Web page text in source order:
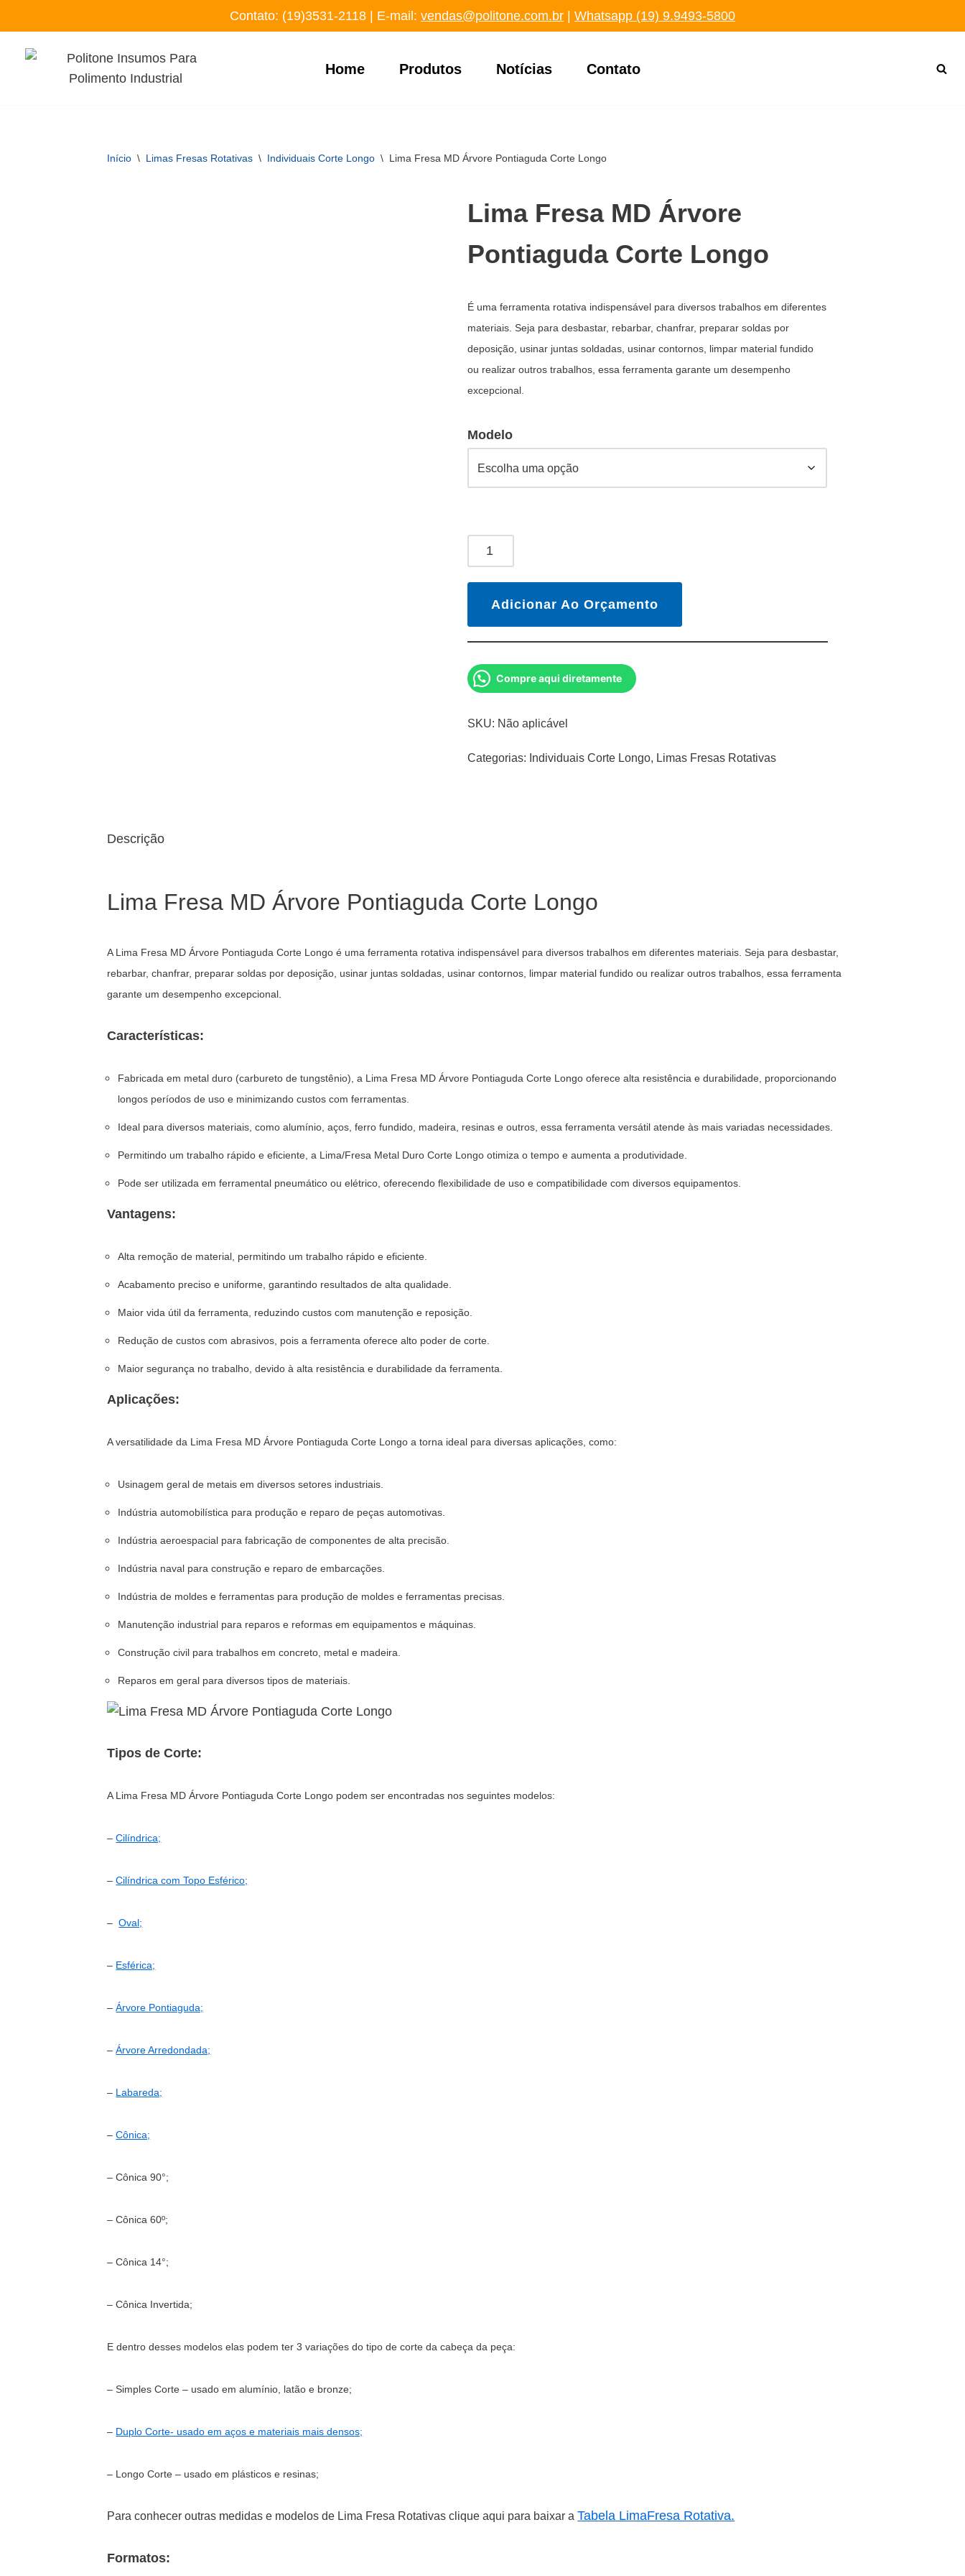
para
Contato: (19)3531-2118 ‬ | E-mail: vendas@politone.com.br Whatsapp (19) 9.9493-5800
Home Produtos Notícias Contato
Início \ Limas Fresas Rotativas \ Individuais Corte Longo \ Lima Fresa MD Árvore Pontiaguda Corte Longo
Lima Fresa MD Árvore
Pontiaguda Corte Longo
É uma ferramenta rotativa indispensável para diversos trabalhos em diferentes
materiais. Seja para desbastar, rebarbar, chanfrar, preparar soldas por
deposição, usinar juntas soldadas, usinar contornos, limpar material fundido
ou realizar outros trabalhos, essa ferramenta garante um desempenho
excepcional.
Modelo
Adicionar Ao Orçamento
Compre aqui diretamente
SKU: Não aplicável
Categorias: Individuais Corte Longo, Limas Fresas Rotativas
Descrição
Lima Fresa MD Árvore Pontiaguda Corte Longo
A Lima Fresa MD Árvore Pontiaguda Corte Longo é uma ferramenta rotativa indispensável para diversos trabalhos em diferentes materiais. Seja para desbastar,
rebarbar, chanfrar, preparar soldas por deposição, usinar juntas soldadas, usinar contornos, limpar material fundido ou realizar outros trabalhos, essa ferramenta
garante um desempenho excepcional.
Características:
Fabricada em metal duro (carbureto de tungstênio), a Lima Fresa MD Árvore Pontiaguda Corte Longo oferece alta resistência e durabilidade, proporcionando
longos períodos de uso e minimizando custos com ferramentas.
Ideal para diversos materiais, como alumínio, aços, ferro fundido, madeira, resinas e outros, essa ferramenta versátil atende às mais variadas necessidades.
Permitindo um trabalho rápido e eficiente, a Lima/Fresa Metal Duro Corte Longo otimiza o tempo e aumenta a produtividade.
Pode ser utilizada em ferramental pneumático ou elétrico, oferecendo flexibilidade de uso e compatibilidade com diversos equipamentos.
Vantagens:
Alta remoção de material, permitindo um trabalho rápido e eficiente.
Acabamento preciso e uniforme, garantindo resultados de alta qualidade.
Maior vida útil da ferramenta, reduzindo custos com manutenção e reposição.
Redução de custos com abrasivos, pois a ferramenta oferece alto poder de corte.
Maior segurança no trabalho, devido à alta resistência e durabilidade da ferramenta.
Aplicações:
A versatilidade da Lima Fresa MD Árvore Pontiaguda Corte Longo a torna ideal para diversas aplicações, como:
Usinagem geral de metais em diversos setores industriais.
Indústria automobilística para produção e reparo de peças automotivas.
Indústria aeroespacial para fabricação de componentes de alta precisão.
Indústria naval para construção e reparo de embarcações.
Indústria de moldes e ferramentas para produção de moldes e ferramentas precisas.
Manutenção industrial para reparos e reformas em equipamentos e máquinas.
Construção civil para trabalhos em concreto, metal e madeira.
Reparos em geral para diversos tipos de materiais.
Tipos de Corte:
A Lima Fresa MD Árvore Pontiaguda Corte Longo podem ser encontradas nos seguintes modelos:
–Cilíndrica;
–Cilíndrica com Topo Esférico;
–Oval;
– Esférica;
–Árvore Pontiaguda;
–Árvore Arredondada;
– Labareda;
–Cônica;
– Cônica 90°;
– Cônica 60º;
– Cônica 14°;
– Cônica Invertida;
E dentro desses modelos elas podem ter 3 variações do tipo de corte da cabeça da peça:
– Simples Corte – usado em alumínio, latão e bronze;
– Duplo Corte- usado em aços e materiais mais densos;
– Longo Corte – usado em plásticos e resinas;
Para conhecer outras medidas e modelos de Lima Fresa Rotativas clique aqui para baixar aTabela LimaFresa Rotativa.
Formatos: